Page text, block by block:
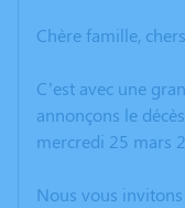
Chère famille,
C’est avec une
annonçons le
mercredi 25 mars
Nous vous